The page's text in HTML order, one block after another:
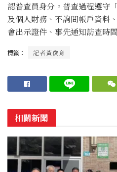
認普查員身分。普查過程遵守
及個人財務、不詢問帳戶資料
會出示證件、事先通知訪查時
標籤： 記者黃俊育
相關新聞